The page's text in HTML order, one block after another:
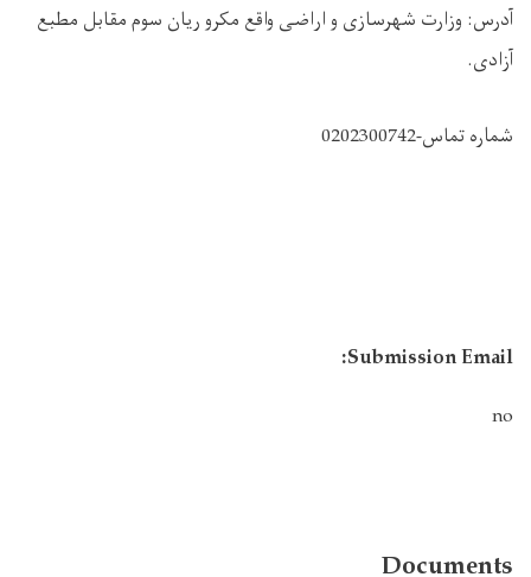
آدرس: وزارت شهرسازی و اراضی واقع مکرو ریان سوم مقابل مطبع
آزادی.
شماره تماس-0202300742
Submission Email:
no